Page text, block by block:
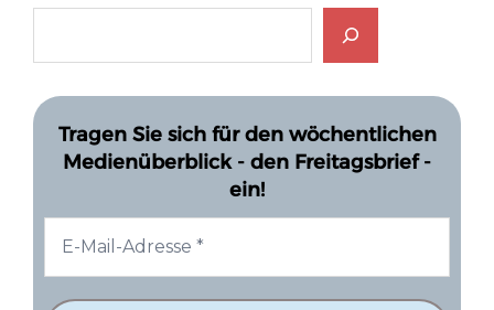
Tragen Sie sich für den wöchentlichen
Medienüberblick - den Freitagsbrief -
ein!